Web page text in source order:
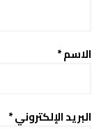
الاسم*
البريد الإلكتروني*